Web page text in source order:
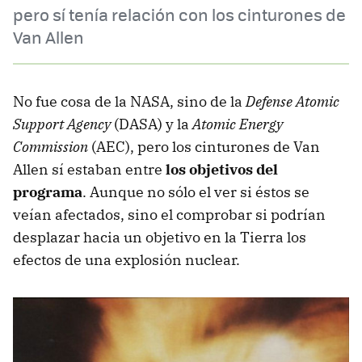
pero sí tenía relación con los cinturones de
Van Allen
No fue cosa de la NASA, sino de laDefense Atomic
Support Agency(DASA) y laAtomic Energy
Commission (AEC), pero los cinturones de Van
Allen sí estaban entre los objetivos del
programa. Aunque no sólo el ver si éstos se
veían afectados, sino el comprobar si podrían
desplazar hacia un objetivo en la Tierra los
efectos de una explosión nuclear.